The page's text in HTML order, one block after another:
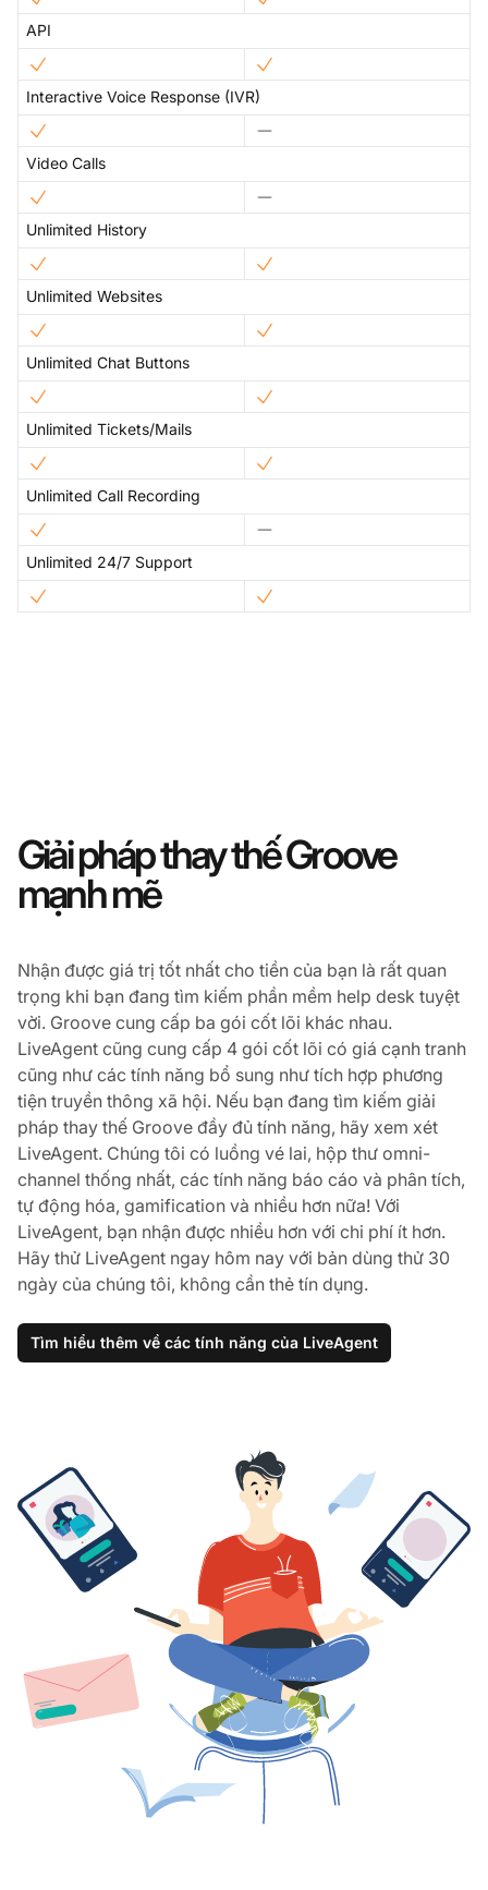
API
Interactive Voice Response (IVR)
Video Calls
Unlimited History
Unlimited Websites
Unlimited Chat Buttons
Unlimited Tickets/Mails
Unlimited Call Recording
Unlimited 24/7 Support
Giải pháp thay thế Groove
mạnh mẽ
Nhận được giá trị tốt nhất cho tiền của bạn là rất quan
trọng khi bạn đang tìm kiếm phần mềm help desk tuyệt
vời. Groove cung cấp ba gói cốt lõi khác nhau.
LiveAgent cũng cung cấp 4 gói cốt lõi có giá cạnh tranh
cũng như các tính năng bổ sung như tích hợp phương
tiện truyền thông xã hội. Nếu bạn đang tìm kiếm giải
pháp thay thế Groove đầy đủ tính năng, hãy xem xét
LiveAgent. Chúng tôi có luồng vé lai, hộp thư omni-
channel thống nhất, các tính năng báo cáo và phân tích,
tự động hóa, gamification và nhiều hơn nữa! Với
LiveAgent, bạn nhận được nhiều hơn với chi phí ít hơn.
Hãy thử LiveAgent ngay hôm nay với bản dùng thử 30
ngày của chúng tôi, không cần thẻ tín dụng.
Tìm hiểu thêm về các tính năng của LiveAgent